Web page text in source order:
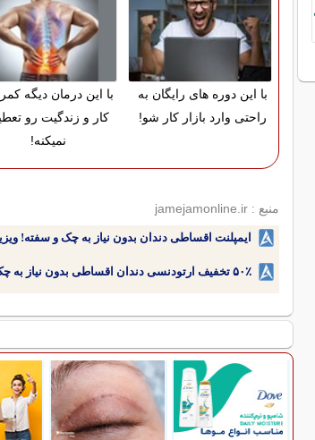
با این دوره های رایگان به
راحتی وارد بازار کار شو!
با این درمان دیگه
کار و زندگیت رو
نمیکنه!
منبع : jamejamonline.ir
ایمپلنت اقساطی دندان بدون نیاز به چک و سفته!
۵۰٪ تخفیف ارتودنسی دندان اقساطی بدون نیاز به چک یا سفته!